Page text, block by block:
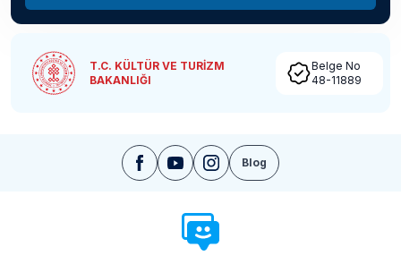
T.C. KÜLTÜR VE TURİZM
BAKANLIĞI
Belge No
48-11889
Blog